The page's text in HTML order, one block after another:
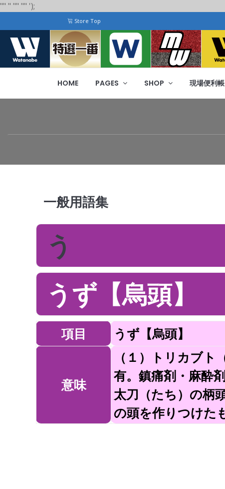
"" " "" "" ');
Store Top
HOME PAGES SHOP 現場便利帳
一般用語集
う
うず【烏頭】
項目 うず【烏頭】
意味
（１）トリカブ
有。鎮痛剤・麻酔
太刀（たち）の柄
の頭を作りつけた